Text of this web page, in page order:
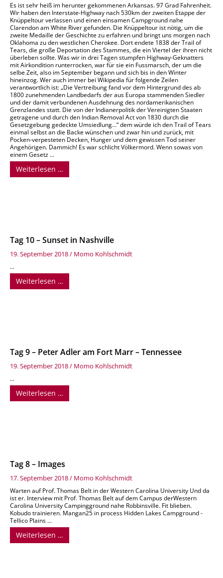
Es ist sehr heiß im herunter gekommenen Arkansas. 97 Grad Fahrenheit.
Wir haben den Interstate-Highway nach 530km der zweiten Etappe der
Knüppeltour verlassen und einen einsamen Campground nahe
Clarendon am White River gefunden. Die Knüppeltour ist nötig, um die
zweite Medaille der Geschichte zu erfahren und bringt uns morgen nach
Oklahoma zu den westlichen Cherokee. Dort endete 1838 der Trail of
Tears, die große Deportation des Stammes, die ein Viertel der ihren nicht
überleben sollte. Was wir in drei Tagen stumpfen Highway-Geknatters
mit Airkondition runterrocken, war für sie ein Fussmarsch, der um die
selbe Zeit, also im September begann und sich bis in den Winter
hineinzog. Wer auch immer bei Wikipedia für folgende Zeilen
verantwortlich ist: „Die Vertreibung fand vor dem Hintergrund des ab
1800 zunehmenden Landbedarfs der aus Europa stammenden Siedler
und der damit verbundenen Ausdehnung des nordamerikanischen
Grenzlandes statt. Die von der Indianerpolitik der Vereinigten Staaten
getragene und durch den Indian Removal Act von 1830 durch die
Gesetzgebung gedeckte Umsiedlung...“ dem würde ich den Trail of Tears
einmal selbst an die Backe wünschen und zwar hin und zurück, mit
Pocken-verpesteten Decken, Hunger und dem gewissen Tod seiner
Angehörigen. Dammich! Es war schlicht Völkermord. Wenn sowas von
einem Gesetz ...
Weiterlesen …
Tag 10 – Sunset in Nashville
19. September 2018/ Momo Kohlschmidt
...
Weiterlesen …
Tag 9 – Peter Adler am Fort Marr – Tennessee
19. September 2018/ Momo Kohlschmidt
...
Weiterlesen …
Tag 8 – Images
17. September 2018/ Momo Kohlschmidt
Warten auf Prof. Thomas Belt in der Western Carolina University Und da
ist er. Interview mit Prof. Thomas Belt auf dem Campus derWestern
Carolina University Campingground nahe Robbinsville. Fit blieben.
Kobudo trainieren. Mangan25 in process Hidden Lakes Campground -
Tellico Plains ...
Weiterlesen …